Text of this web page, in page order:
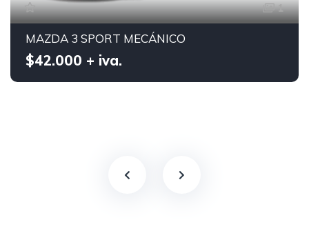
1
MAZDA 3 SPORT MECÁNICO
$42.000 + iva.